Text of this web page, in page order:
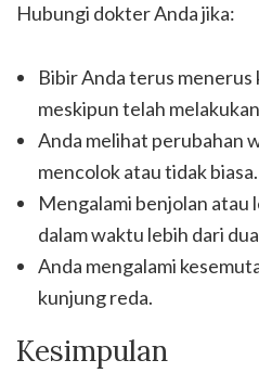
Hubungi dokter Anda jika:
Bibir Anda terus
meskipun telah
Anda melihat perubahan
mencolok atau tidak biasa.
Mengalami benjolan atau
dalam waktu lebih dari
Anda mengalami
kunjung reda.
Kesimpulan